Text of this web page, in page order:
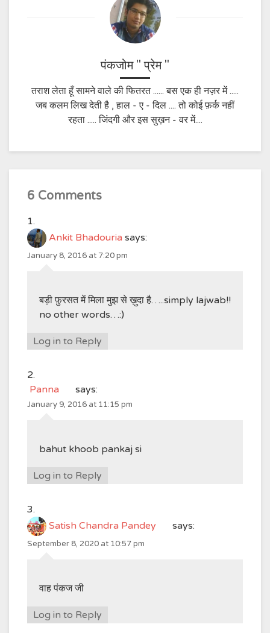
पंकजोम " प्रेम "
तराश लेता हूँ सामने वाले की फितरत ...... बस एक ही नज़र में .....
जब कलम लिख देती है , हाल - ए - दिल .... तो कोई फ़र्क नहीं
रहता ..... जिंदगी और इस सुख़न - वर में....
6 Comments
Ankit Bhadouria says:
January 8, 2016 at 7:20 pm
बड़ी फ़ुरसत में मिला मुझ से ख़ुदा है…..simply lajwab!!
no other words…:)
Log in to Reply
Panna says:
January 9, 2016 at 11:15 pm
bahut khoob pankaj si
Log in to Reply
Satish Chandra Pandey says:
September 8, 2020 at 10:57 pm
वाह पंकज जी
Log in to Reply